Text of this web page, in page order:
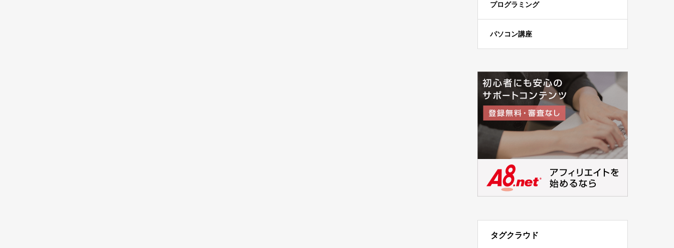
プログラミング
パソコン講座
タグクラウド